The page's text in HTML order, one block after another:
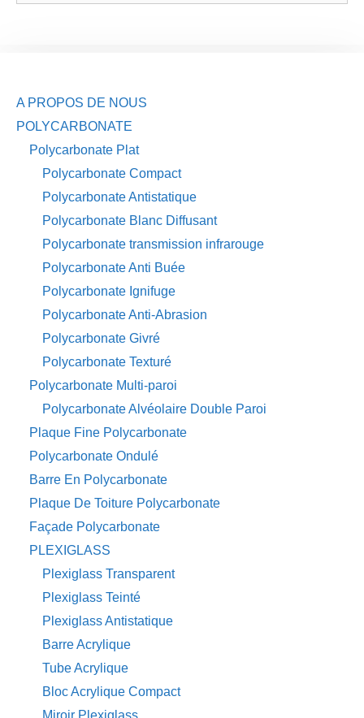
A PROPOS DE NOUS
POLYCARBONATE
Polycarbonate Plat
Polycarbonate Compact
Polycarbonate Antistatique
Polycarbonate Blanc Diffusant
Polycarbonate transmission infrarouge
Polycarbonate Anti Buée
Polycarbonate Ignifuge
Polycarbonate Anti-Abrasion
Polycarbonate Givré
Polycarbonate Texturé
Polycarbonate Multi-paroi
Polycarbonate Alvéolaire Double Paroi
Plaque Fine Polycarbonate
Polycarbonate Ondulé
Barre En Polycarbonate
Plaque De Toiture Polycarbonate
Façade Polycarbonate
PLEXIGLASS
Plexiglass Transparent
Plexiglass Teinté
Plexiglass Antistatique
Barre Acrylique
Tube Acrylique
Bloc Acrylique Compact
Miroir Plexiglass